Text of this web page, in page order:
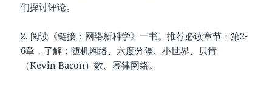
们探讨评论。
2. 阅读《链接：网络新科学》一书。推荐必读章节：第2-
6章，了解：随机网络、六度分隔、小世界、贝肯
（Kevin Bacon）数、幂律网络。